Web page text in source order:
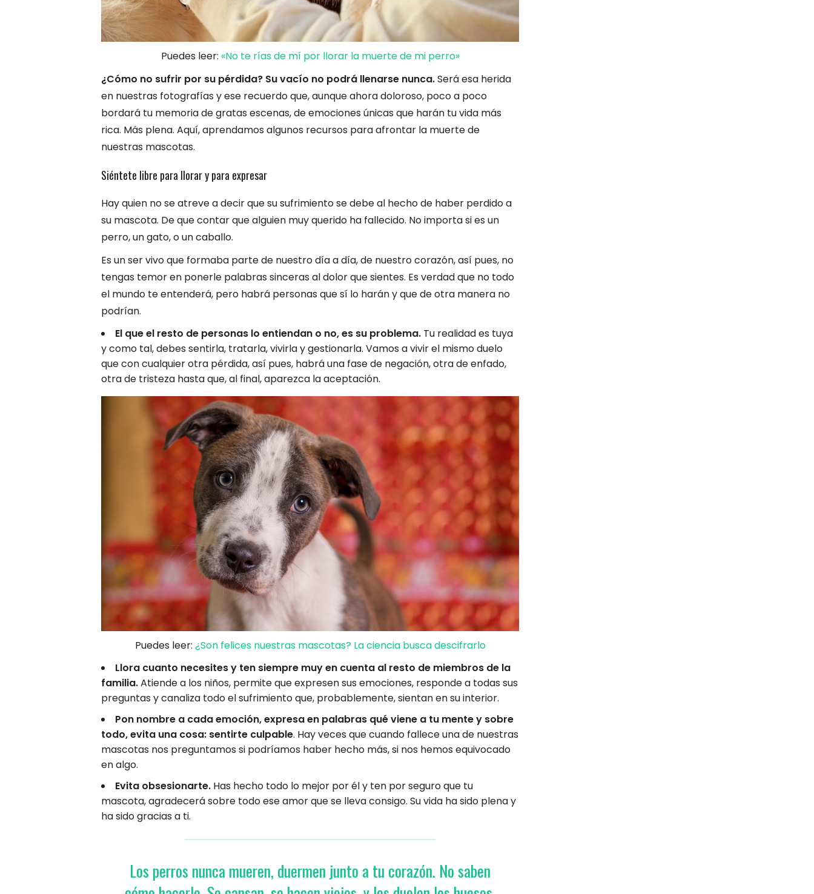
Puedes leer: «No te rías de mí por llorar la muerte de mi perro»
¿Cómo no sufrir por su pérdida? Su vacío no podrá llenarse nunca.Será esa herida
en nuestras fotografías y ese recuerdo que, aunque ahora doloroso, poco a poco
bordará tu memoria de gratas escenas, de emociones únicas que harán tu vida más
rica. Más plena. Aquí, aprendamos algunos recursos para afrontar la muerte de
nuestras mascotas.
Siéntete libre para llorar y para expresar
Hay quien no se atreve a decir que su sufrimiento se debe al hecho de haber perdido a
su mascota. De que contar que alguien muy querido ha fallecido. No importa si es un
perro, un gato, o un caballo.
Es un ser vivo que formaba parte de nuestro día a día, de nuestro corazón, así pues, no
tengas temor en ponerle palabras sinceras al dolor que sientes. Es verdad que no todo
el mundo te entenderá, pero habrá personas que sí lo harán y que de otra manera no
podrían.
El que el resto de personas lo entiendan o no, es su problema. Tu realidad es tuya
y como tal, debes sentirla, tratarla, vivirla y gestionarla. Vamos a vivir el mismo duelo
que con cualquier otra pérdida, así pues, habrá una fase de negación, otra de enfado,
otra de tristeza hasta que, al final, aparezca la aceptación.
Puedes leer: ¿Son felices nuestras mascotas? La ciencia busca descifrarlo
Llora cuanto necesites y ten siempre muy en cuenta al resto de miembros de la
familia.Atiende a los niños, permite que expresen sus emociones, responde a todas sus
preguntas y canaliza todo el sufrimiento que, probablemente, sientan en su interior.
Pon nombre a cada emoción, expresa en palabras qué viene a tu mente y sobre
todo, evita una cosa: sentirte culpable. Hay veces que cuando fallece una de nuestras
mascotas nos preguntamos si podríamos haber hecho más, si nos hemos equivocado
en algo.
Evita obsesionarte. Has hecho todo lo mejor por él y ten por seguro que tu
mascota, agradecerá sobre todo ese amor que se lleva consigo. Su vida ha sido plena y
ha sido gracias a ti.
Los perros nunca mueren, duermen junto a tu corazón. No saben